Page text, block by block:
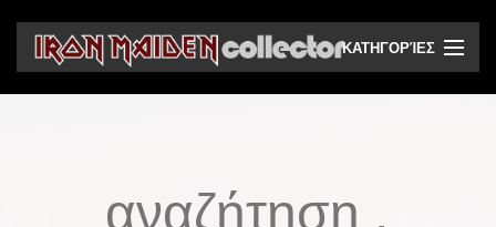
ΚΑΤΗΓΟΡΊΕΣ
CD